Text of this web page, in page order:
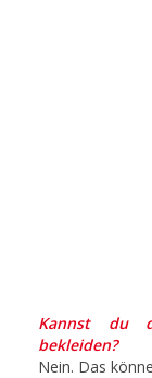
Kannst du
bekleiden?
Nein. Das